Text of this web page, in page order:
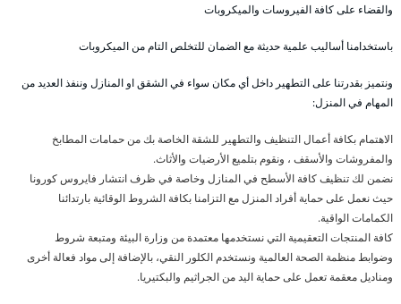
والقضاء على كافة الفيروسات والميكروبات
باستخدامنا أساليب علمية حديثة مع الضمان للتخلص التام من الميكروبات
ونتميز بقدرتنا على التطهير داخل أي مكان سواء في الشقق او المنازل وننفذ العديد من
المهام في المنزل:
الاهتمام بكافة أعمال التنظيف والتطهير للشقة الخاصة بك من حمامات المطابخ
والمفروشات والأسقف ، ونقوم بتلميع الأرضيات والأثاث.
نضمن لك تنظيف كافة الأسطح في المنازل وخاصة في ظرف انتشار فايروس كورونا
حيث نعمل على حماية أفراد المنزل مع التزامنا بكافة الشروط الوقائية بارتدائنا
الكمامات الواقية.
كافة المنتجات التعقيمية التي نستخدمها معتمدة من وزارة البيئة ومتبعة شروط
وضوابط منظمة الصحة العالمية ونستخدم الكلور النقي، بالإضافة إلى مواد فعالة أخرى
ومناديل معقمة تعمل على حماية اليد من الجراثيم والبكتيريا.